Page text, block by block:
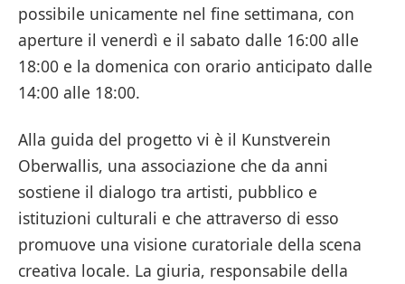
possibile unicamente nel fine settimana, con
aperture il venerdì e il sabato dalle 16:00 alle
18:00 e la domenica con orario anticipato dalle
14:00 alle 18:00.
Alla guida del progetto vi è il Kunstverein
Oberwallis, una associazione che da anni
sostiene il dialogo tra artisti, pubblico e
istituzioni culturali e che attraverso di esso
promuove una visione curatoriale della scena
creativa locale. La giuria, responsabile della